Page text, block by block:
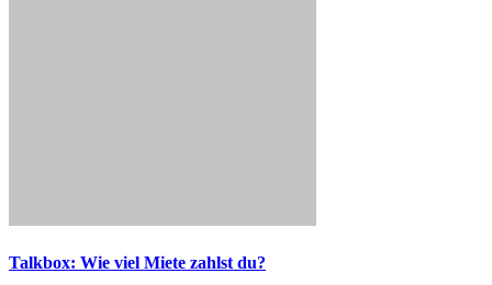
Talkbox: Wie viel Miete zahlst du?